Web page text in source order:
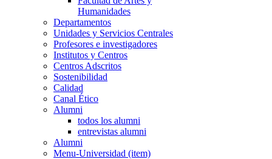
Humanidades
Departamentos
Unidades y Servicios Centrales
Profesores e investigadores
Institutos y Centros
Centros Adscritos
Sostenibilidad
Calidad
Canal Ético
Alumni
todos los alumni
entrevistas alumni
Alumni
Menu-Universidad (item)